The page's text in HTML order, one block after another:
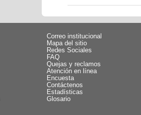
Correo institucional
Mapa del sitio
Redes Sociales
FAQ
Quejas y reclamos
Atención en línea
Encuesta
Contáctenos
Estadísticas
Glosario